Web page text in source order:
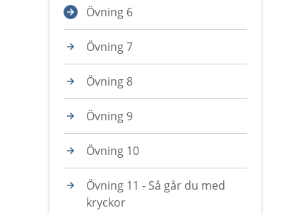
Övning 6
Övning 7
Övning 8
Övning 9
Övning 10
Övning 11 - Så går du med
kryckor